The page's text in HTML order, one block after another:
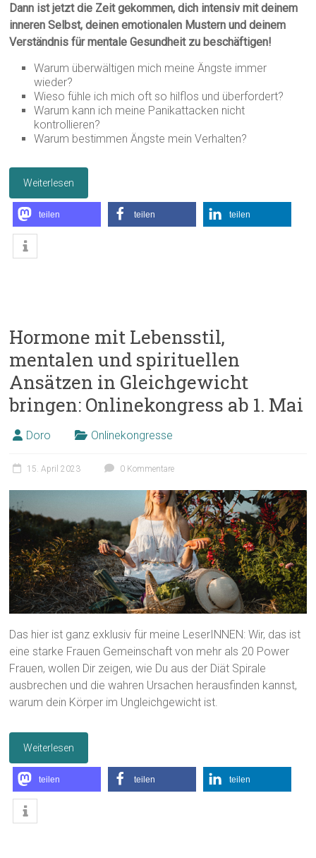
Dann ist jetzt die Zeit gekommen, dich intensiv mit deinem
inneren Selbst, deinen emotionalen Mustern und deinem
Verständnis für mentale Gesundheit zu beschäftigen!
Warum überwältigen mich meine Ängste immer
wieder?
Wieso fühle ich mich oft so hilflos und überfordert?
Warum kann ich meine Panikattacken nicht
kontrollieren?
Warum bestimmen Ängste mein Verhalten?
Weiterlesen
teilen teilen teilen
Hormone mit Lebensstil,
mentalen und spirituellen
Ansätzen in Gleichgewicht
bringen: Onlinekongress ab 1. Mai
Doro Onlinekongresse
15. April 2023 0 Kommentare
Das hier ist ganz exklusiv für meine LeserINNEN: Wir, das ist
eine starke Frauen Gemeinschaft von mehr als 20 Power
Frauen, wollen Dir zeigen, wie Du aus der Diät Spirale
ausbrechen und die wahren Ursachen herausfinden kannst,
warum dein Körper im Ungleichgewicht ist.
Weiterlesen
teilen teilen teilen